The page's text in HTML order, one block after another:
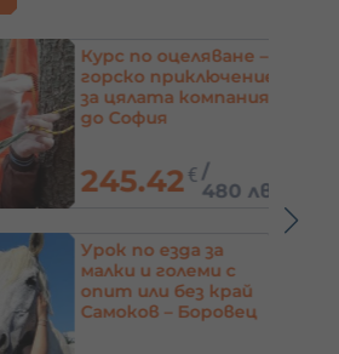
Курс по оцеляване –
горско приключение
за цялата компания
до София
245.42€/
480 лв.
Урок по езда за
малки и големи с
опит или без край
Самоков – Боровец